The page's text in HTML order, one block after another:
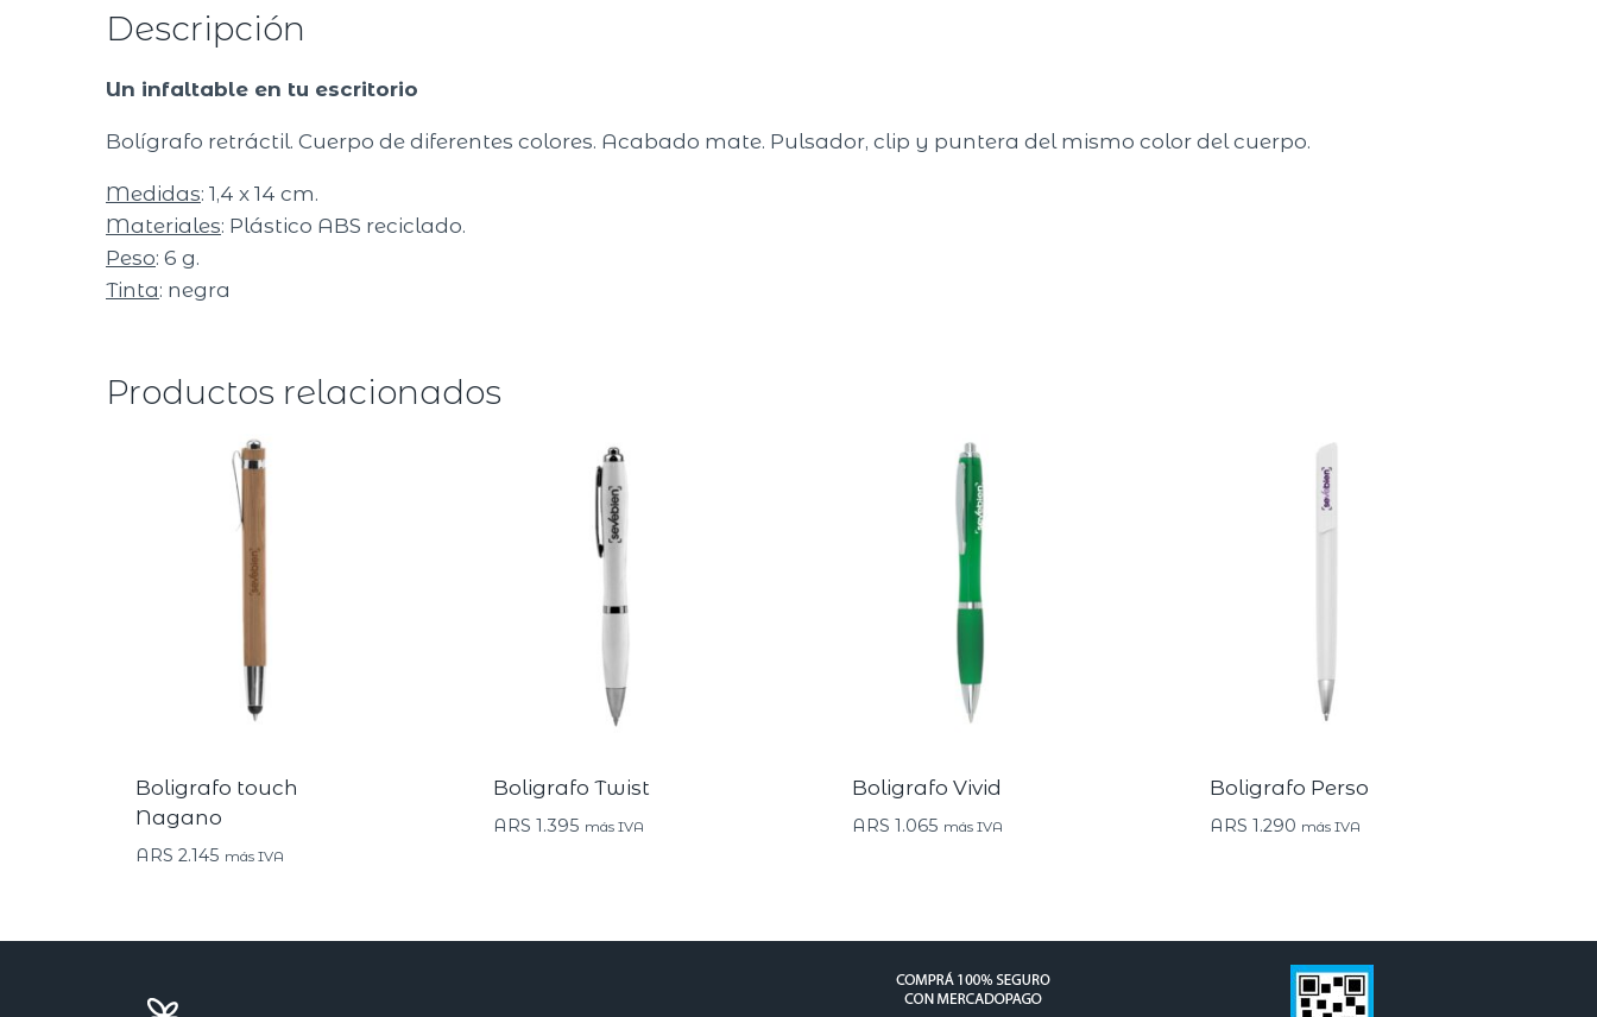
Descripción
Un infaltable en tu escritorio
Bolígrafo retráctil. Cuerpo de diferentes colores. Acabado mate. Pulsador, clip y puntera del mismo color del cuerpo.
Medidas: 1,4 x 14 cm.
Materiales: Plástico ABS reciclado.
Peso: 6 g.
Tinta: negra
Productos relacionados
Boligrafo touch
Nagano
ARS 2.145 más IVA
Boligrafo Twist
ARS 1.395 más IVA
Boligrafo Vivid
ARS 1.065 más IVA
Boligrafo Perso
ARS 1.290 más IVA